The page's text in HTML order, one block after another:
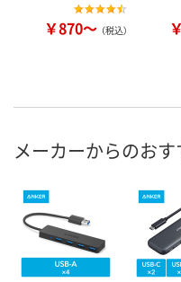
￥870～ （税込）
メーカーからのお